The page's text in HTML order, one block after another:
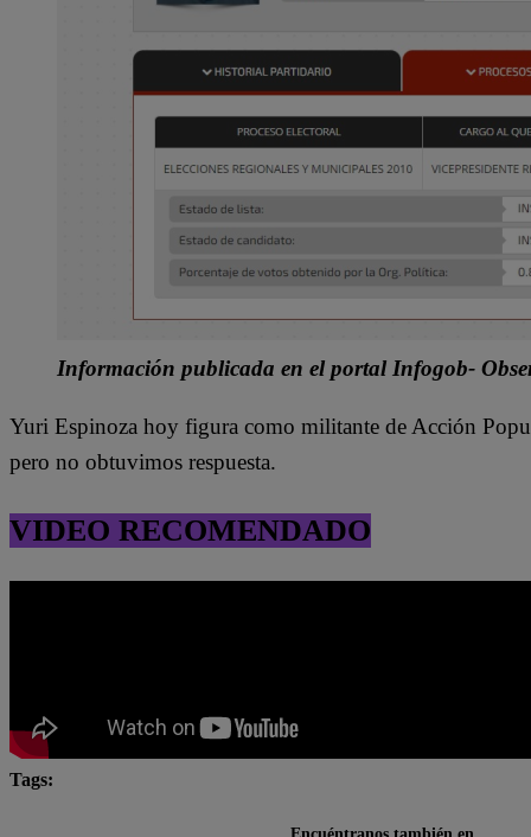
Información publicada en el portal Infogob-
Yuri Espinoza hoy figura como militante de Acción
pero no obtuvimos respuesta.
VIDEO RECOMENDADO
Tags: